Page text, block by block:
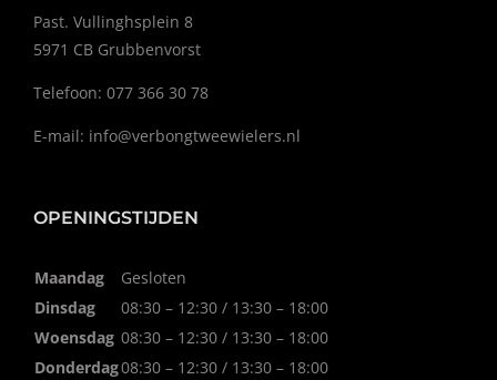
Past. Vullinghsplein 8
5971 CB Grubbenvorst
Telefoon: 077 366 30 78
E-mail: info@verbongtweewielers.nl
OPENINGSTIJDEN
Maandag
Gesloten
Dinsdag
08:30 – 12:30 / 13:30 – 18:00
Woensdag 08:30 – 12:30 / 13:30 – 18:00
Donderdag08:30 – 12:30 / 13:30 – 18:00